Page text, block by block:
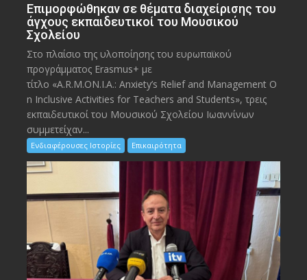
Eπιμορφώθηκαν σε θέματα διαχείρισης του
άγχους εκπαιδευτικοί του Μουσικού
Σχολείου
Στο πλαίσιο της υλοποίησης του ευρωπαϊκού
προγράμματος Erasmus+ με
τίτλο «A.R.M.ON.I.A.: Anxiety’s Relief and Management O
n Inclusive Activities for Teachers and Students», τρεις
εκπαιδευτικοί του Μουσικού Σχολείου Ιωαννίνων
συμμετείχαν...
Ενδιαφέρουσες Ιστορίες Επικαιρότητα